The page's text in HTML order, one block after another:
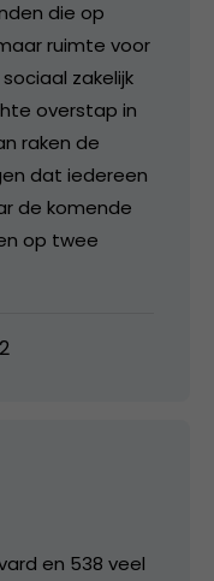
die op
ruimte voor
zakelijk
overstap in
raken de
dat iedereen
de komende
op twee
en 538 veel